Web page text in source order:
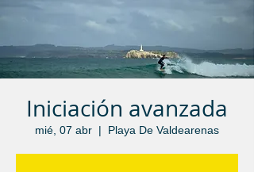
Iniciación avanzada
mié, 07 abr
  |
Playa De Valdearenas